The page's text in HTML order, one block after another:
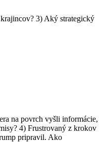
3) Aký strategický
na povrch vyšli informácie,
4) Frustrovaný z krokov
pripravil. Ako